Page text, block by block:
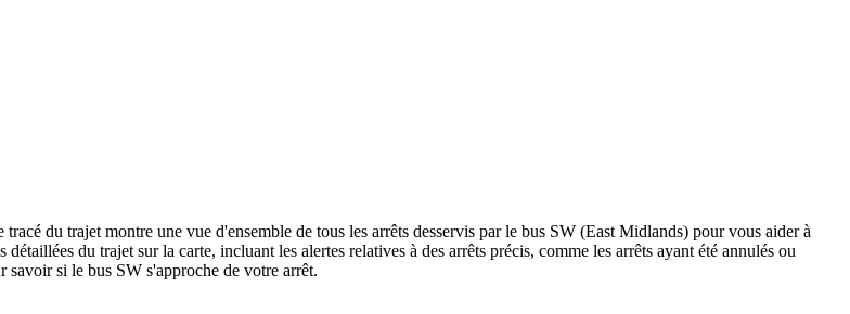
du trajet montre une vue d'ensemble de tous les arrêts desservis par le bus SW (East Midlands) pour vous aider à
du trajet sur la carte, incluant les alertes relatives à des arrêts précis, comme les arrêts ayant été annulés ou
savoir si le bus SW s'approche de votre arrêt.